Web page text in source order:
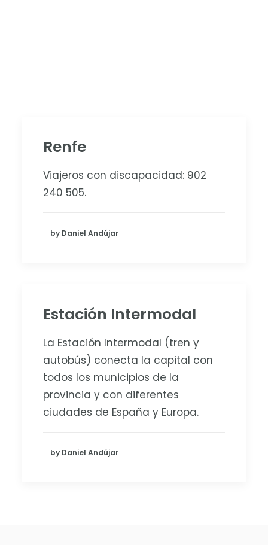
Renfe
Viajeros con discapacidad: 902
240 505.
by Daniel Andújar
Estación Intermodal
La Estación Intermodal (tren y
autobús) conecta la capital con
todos los municipios de la
provincia y con diferentes
ciudades de España y Europa.
by Daniel Andújar